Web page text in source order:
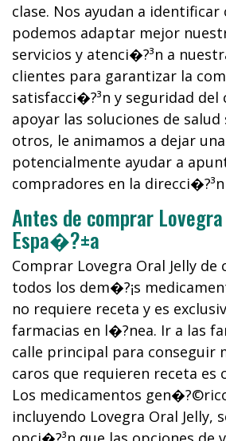
clase. Nos ayudan a identificar
podemos adaptar mejor
servicios y atenci�?³n a
clientes para garantizar la
satisfacci�?³n y seguridad del
apoyar las soluciones de salud
otros, le animamos a dejar
potencialmente ayudar a
compradores en la
Antes de comprar
Espa�?±a
Comprar Lovegra Oral Jelly
todos los dem�?¡s
no requiere receta y es
farmacias en l�?­nea. Ir a las
calle principal para conseguir
caros que requieren receta es
Los medicamentos
incluyendo Lovegra Oral Jelly,